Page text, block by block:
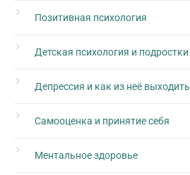
Позитивная психология
Детская психология и подростки
Депрессия и как из неё выходить
Самооценка и принятие себя
Ментальное здоровье